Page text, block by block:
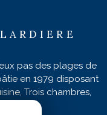
pas des plages de
en 1979 disposant
Trois chambres,
exposée